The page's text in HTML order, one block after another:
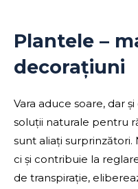
Plantele –
decorațiuni
Vara aduce soare, dar
soluții naturale pentru
sunt aliați surprinzători.
ci și contribuie la
de transpirație,